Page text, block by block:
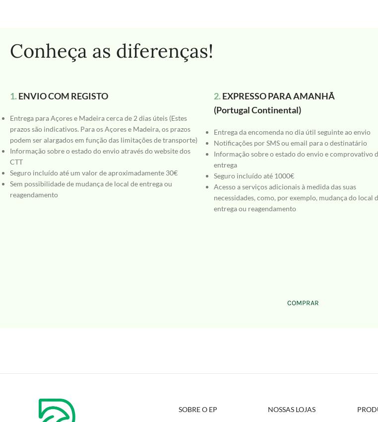
Conheça as diferenças!
1.ENVIO COM REGISTO
Entrega para Açores e Madeira cerca de 2 dias úteis (Estes
prazos são indicativos. Para os Açores e Madeira, os prazos
podem ser alargados em função das limitações de transporte)
Informação sobre o estado do envio através do website dos
CTT
Seguro incluído até um valor de aproximadamente 30€
Sem possibilidade de mudança de local de entrega ou
reagendamento
2.EXPRESSO PARA AMANHÃ
(Portugal Continental)
Entrega da encomenda no dia útil seguinte ao envio
Notificações por SMS ou email para o destinatário
Informação sobre o estado do envio e comprovativo
entrega
Seguro incluído até 1000€
Acesso a serviços adicionais à medida das suas
necessidades, como, por exemplo, mudança do local
entrega ou reagendamento
COMPRAR
SOBRE O EP NOSSAS LOJAS